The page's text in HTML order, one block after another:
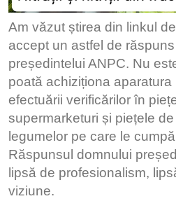
Am văzut știrea din linkul
accept un astfel de
președintelui ANPC. Nu
poată achiziționa
efectuării verificărilor în
supermarketuri și piețele
legumelor pe care le
Răspunsul domnului
lipsă de profesionalism,
viziune.